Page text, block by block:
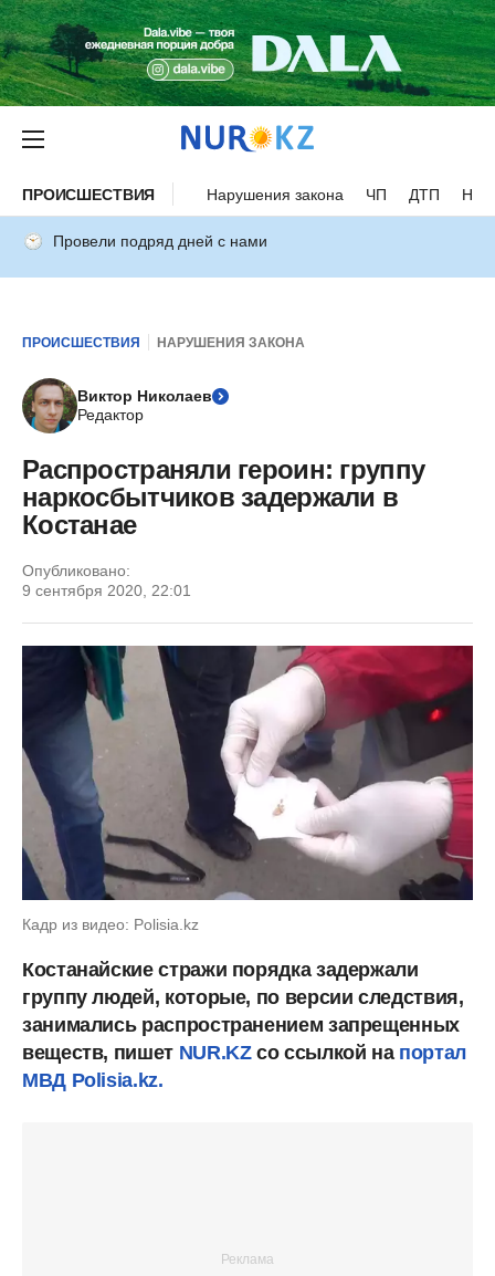
ПРОИСШЕСТВИЯ Нарушения закона ЧП ДТП
Провели подряд дней с нами
ПРОИСШЕСТВИЯ НАРУШЕНИЯ ЗАКОНА
Виктор Николаев
Редактор
Распространяли героин: группу
наркосбытчиков задержали в
Костанае
Опубликовано:
9 сентября 2020, 22:01
Кадр из видео: Polisia.kz
Костанайские стражи порядка задержали
группу людей, которые, по версии следствия,
занимались распространением запрещенных
веществ, пишет NUR.KZсо ссылкой на портал
МВД Polisia.kz.